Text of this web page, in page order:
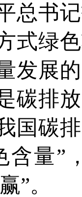
总书
式绿
发展
碳排
国碳
含量”
”。